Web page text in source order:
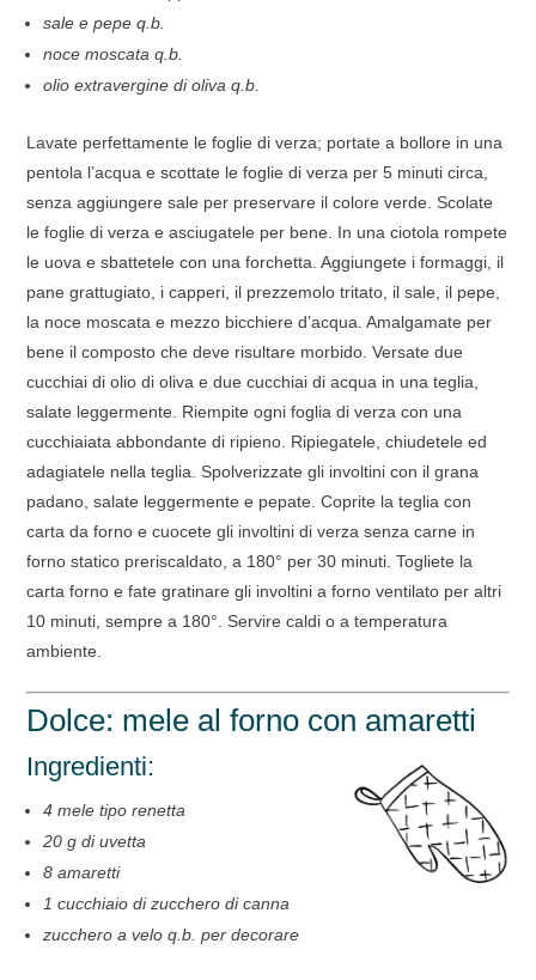
sale e pepe q.b.
noce moscata q.b.
olio extravergine di oliva q.b.
Lavate perfettamente le foglie di verza; portate a bollore in una
pentola l’acqua e scottate le foglie di verza per 5 minuti circa,
senza aggiungere sale per preservare il colore verde. Scolate
le foglie di verza e asciugatele per bene. In una ciotola rompete
le uova e sbattetele con una forchetta. Aggiungete i formaggi, il
pane grattugiato, i capperi, il prezzemolo tritato, il sale, il pepe,
la noce moscata e mezzo bicchiere d’acqua. Amalgamate per
bene il composto che deve risultare morbido. Versate due
cucchiai di olio di oliva e due cucchiai di acqua in una teglia,
salate leggermente. Riempite ogni foglia di verza con una
cucchiaiata abbondante di ripieno. Ripiegatele, chiudetele ed
adagiatele nella teglia. Spolverizzate gli involtini con il grana
padano, salate leggermente e pepate. Coprite la teglia con
carta da forno e cuocete gli involtini di verza senza carne in
forno statico preriscaldato, a 180° per 30 minuti. Togliete la
carta forno e fate gratinare gli involtini a forno ventilato per altri
10 minuti, sempre a 180°. Servire caldi o a temperatura
ambiente.
Dolce: mele al forno con amaretti
Ingredienti:
4 mele tipo renetta
20 g di uvetta
8 amaretti
1 cucchiaio di zucchero di canna
zucchero a velo q.b. per decorare